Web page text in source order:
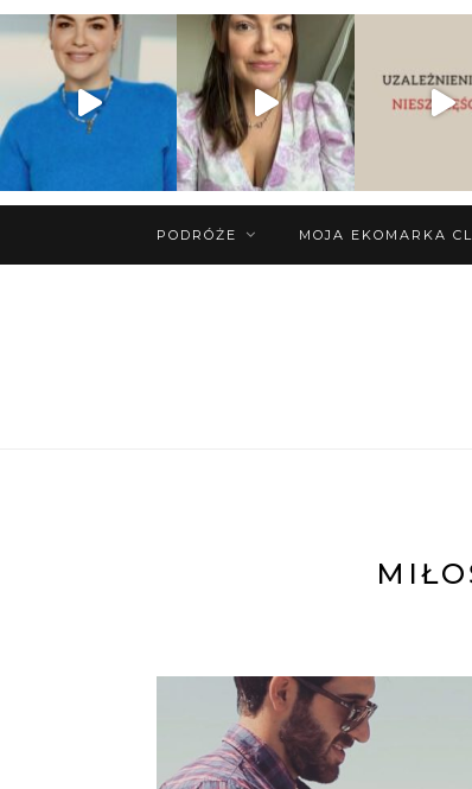
PODRÓŻE MOJA EKOMARKA